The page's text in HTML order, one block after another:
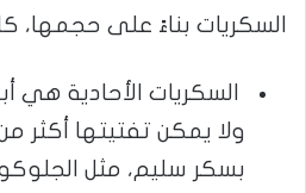
السكريات بناءً على حجمها،
السكريات الأحادية هي
ولا يمكن تفتيتها أكثر
بسكر سليم، مثل